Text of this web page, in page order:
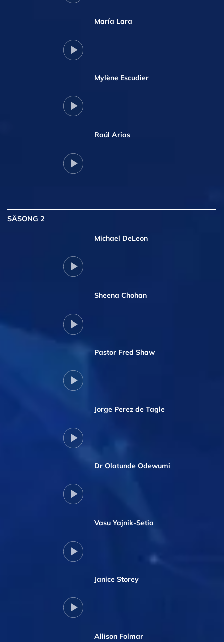
María Lara
Mylène Escudier
Raúl Arias
SÄSONG 2
Michael DeLeon
Sheena Chohan
Pastor Fred Shaw
Jorge Perez de Tagle
Dr Olatunde Odewumi
Vasu Yajnik-Setia
Janice Storey
Allison Folmar